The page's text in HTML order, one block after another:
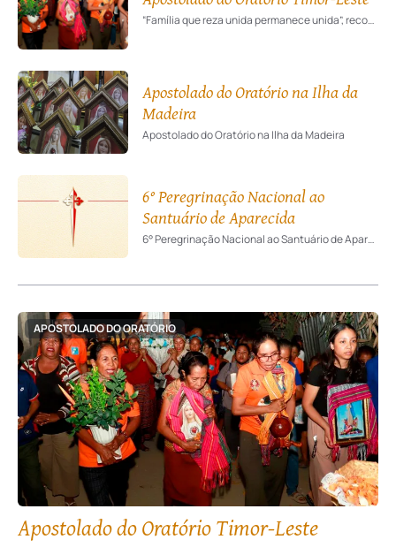
“Família que reza unida permanece unida”, recordava São João Paulo II. Promovendo a união das famílias em Maria, o Apostolado do Oratório vem trazendo abundantes frutos espirituais.
Apostolado do Oratório na Ilha da
Madeira
Apostolado do Oratório na Ilha da Madeira
6° Peregrinação Nacional ao
Santuário de Aparecida
6° Peregrinação Nacional ao Santuário de Aparecida
APOSTOLADO DO ORATÓRIO
Apostolado do Oratório Timor-Leste